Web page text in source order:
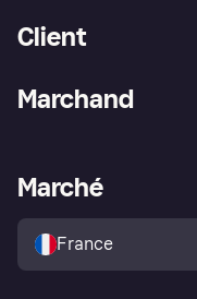
Client
Explorez les magasins
Politique de protection de
l’acheteur Klarna
Marchand
Portail Marchand
Marché
France